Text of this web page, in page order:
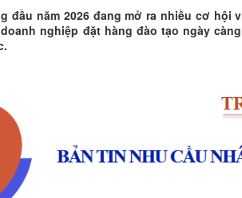
đầu năm 2026 đang mở ra nhiều cơ
nghiệp đặt hàng đào tạo ngày